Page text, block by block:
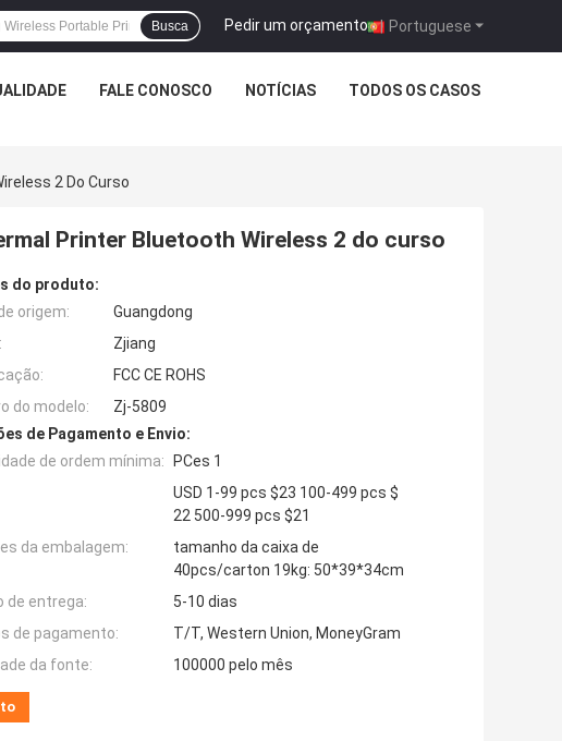
Portuguese
Pedir um orçamento |
Busca
FALE CONOSCO NOTÍCIAS TODOS OS CASOS
2 Do Curso
Printer Bluetooth Wireless 2 do curso
do produto:
origem:
Guangdong
Zjiang
FCC CE ROHS
do modelo:
Zj-5809
de Pagamento e Envio:
de ordem mínima:
PCes 1
USD 1-99 pcs $23 100-499 pcs $
22 500-999 pcs $21
da embalagem:
tamanho da caixa de
40pcs/carton 19kg: 50*39*34cm
de entrega:
5-10 dias
de pagamento:
T/T, Western Union, MoneyGram
da fonte:
100000 pelo mês